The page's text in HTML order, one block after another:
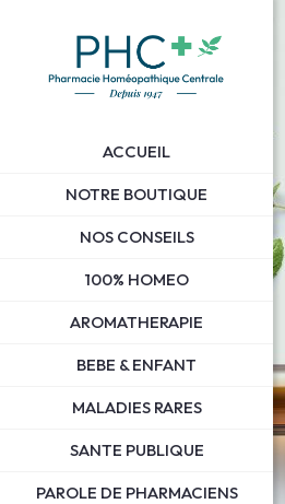
ACCUEIL
NOTRE BOUTIQUE
NOS CONSEILS
100% HOMEO
AROMATHERAPIE
BEBE & ENFANT
MALADIES RARES
SANTE PUBLIQUE
PAROLE DE PHARMACIENS